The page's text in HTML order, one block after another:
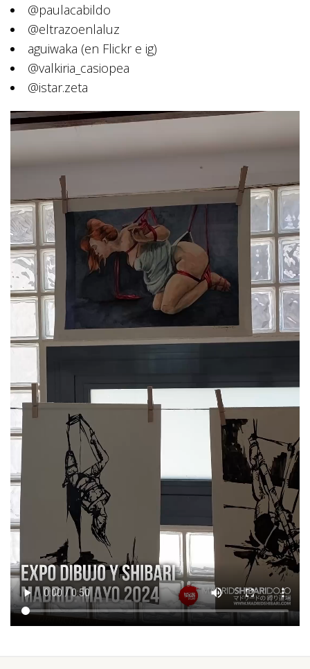
@paulacabildo
@eltrazoenlaluz
aguiwaka (en Flickr e ig)
@valkiria_casiopea
@istar.zeta